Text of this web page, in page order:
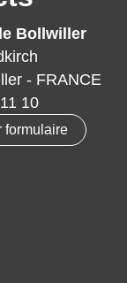
Bollwiller
- FRANCE
10
formulaire